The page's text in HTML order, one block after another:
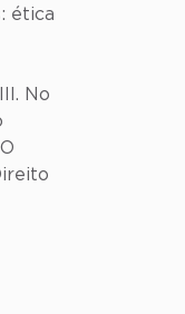
ética
No